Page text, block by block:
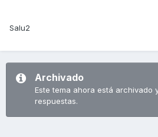
Salu2
Archivado
Este tema ahora está archivado
respuestas.